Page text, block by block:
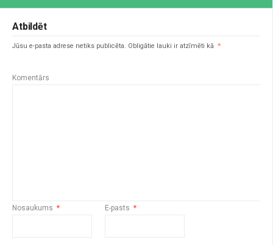
Atbildēt
Jūsu e-pasta adrese netiks publicēta. Obligātie lauki ir atzīmēti kā *
Komentārs
Nosaukums * E-pasts *